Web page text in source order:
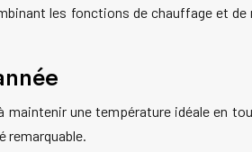
les fonctions de chauffage et
une température idéale en